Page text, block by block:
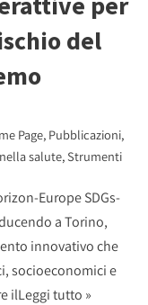
del
Page, Pubblicazioni,
salute,Strumenti
Europe SDGs-
a Torino,
innovativo che
socioeconomici e
ilLeggi tutto »